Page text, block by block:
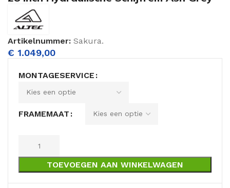
Artikelnummer: Sakura.
€ 1.049,00
MONTAGESERVICE
FRAMEMAAT
TOEVOEGEN AAN WINKELWAGEN